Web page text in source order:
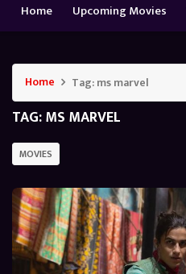
Home Upcoming Movies
Home Tag:ms marvel
TAG:MS MARVEL
MOVIES